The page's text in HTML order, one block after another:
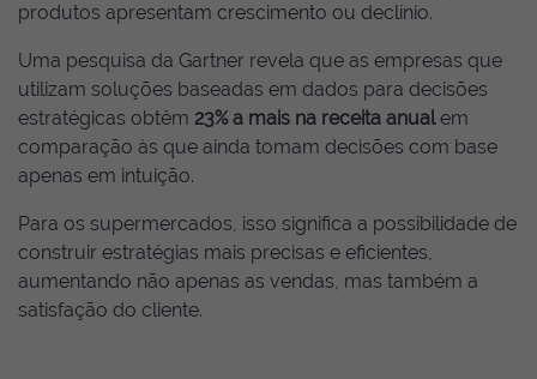
produtos apresentam crescimento ou declínio.
Uma pesquisa da Gartner revela que as empresas que
utilizam soluções baseadas em dados para decisões
estratégicas obtêm 23% a mais na receita anualem
comparação às que ainda tomam decisões com base
apenas em intuição.
Para os supermercados, isso significa a possibilidade de
construir estratégias mais precisas e eficientes,
aumentando não apenas as vendas, mas também a
satisfação do cliente.